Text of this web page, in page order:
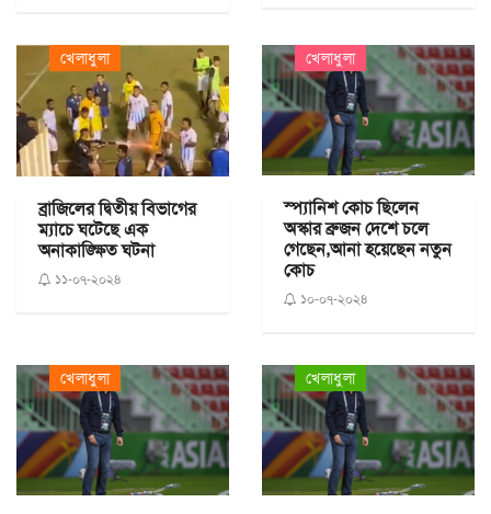
খেলাধুলা
ব্রাজিলের দ্বিতীয় বিভাগের
ম্যাচে ঘটেছে এক
অনাকাঙ্ক্ষিত ঘটনা
১১-০৭-২০২৪
খেলাধুলা
স্প্যানিশ কোচ ছিলেন
অস্কার ব্রুজন দেশে চলে
গেছেন,আনা হয়েছেন নতুন
কোচ
১০-০৭-২০২৪
খেলাধুলা খেলাধুলা